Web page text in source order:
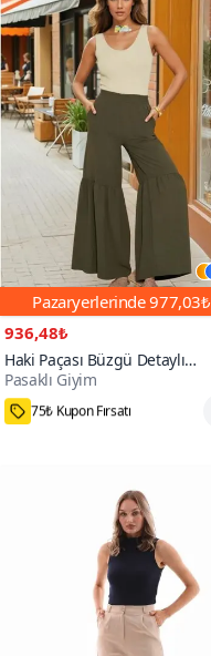
Pazaryerlerinde977,03₺
936,48₺
Haki Paçası Büzgü Detaylı
Aerobin Kumaş Beli Lastikli
Rahat Kesim Pantolon
Pasaklı Giyim
75₺ Kupon Fırsatı